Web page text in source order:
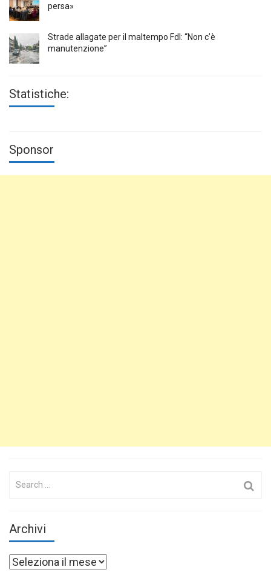
persa»
Strade allagate per il maltempo FdI: “Non c’è
manutenzione”
Statistiche:
Sponsor
Search
Archivi
Archivi